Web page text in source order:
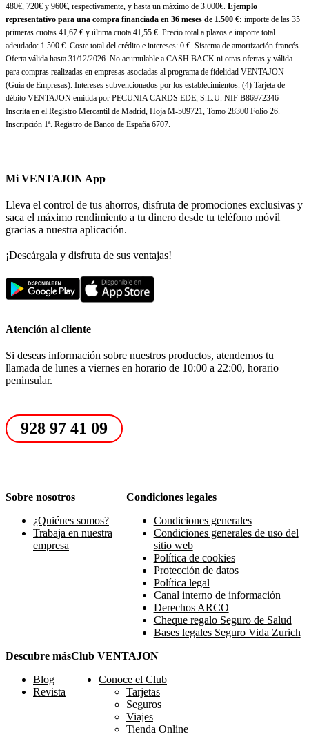
480€, 720€ y 960€, respectivamente, y hasta un máximo de 3.000€. Ejemplo
representativo para una compra financiada en 36 meses de 1.500 €: importe de las 35
primeras cuotas 41,67 € y última cuota 41,55 €. Precio total a plazos e importe total
adeudado: 1.500 €. Coste total del crédito e intereses: 0 €. Sistema de amortización francés.
Oferta válida hasta 31/12/2026. No acumulable a CASH BACK ni otras ofertas y válida
para compras realizadas en empresas asociadas al programa de fidelidad VENTAJON
(Guía de Empresas). Intereses subvencionados por los establecimientos. (4) Tarjeta de
débito VENTAJON emitida por PECUNIA CARDS EDE, S.L.U. NIF B86972346
Inscrita en el Registro Mercantil de Madrid, Hoja M-509721, Tomo 28300 Folio 26.
Inscripción 1ª. Registro de Banco de España 6707.
Mi VENTAJON App
Lleva el control de tus ahorros, disfruta de promociones exclusivas y
saca el máximo rendimiento a tu dinero desde tu teléfono móvil
gracias a nuestra aplicación.
¡Descárgala y disfruta de sus ventajas!
Atención al cliente
Si deseas información sobre nuestros productos, atendemos tu
llamada de lunes a viernes en horario de 10:00 a 22:00, horario
peninsular.
928 97 41 09
Sobre nosotros
¿Quiénes somos?
Trabaja en nuestra
empresa
Condiciones legales
Condiciones generales
Condiciones generales de uso del
sitio web
Política de cookies
Protección de datos
Política legal
Canal interno de información
Derechos ARCO
Cheque regalo Seguro de Salud
Bases legales Seguro Vida Zurich
Descubre más
Blog
Revista
Club VENTAJON
Conoce el Club
Tarjetas
Seguros
Viajes
Tienda Online